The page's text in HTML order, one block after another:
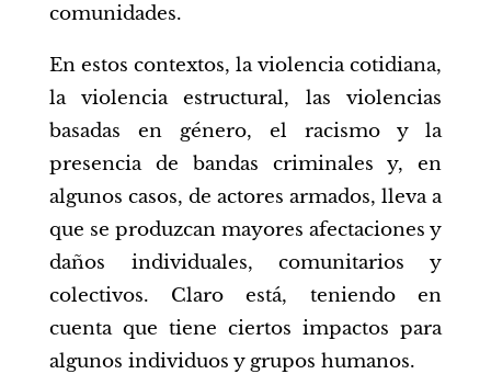
comunidades.
En estos contextos, la violencia cotidiana,
la violencia estructural, las violencias
basadas en género, el racismo y la
presencia de bandas criminales y, en
algunos casos, de actores armados, lleva a
que se produzcan mayores afectaciones y
daños individuales, comunitarios y
colectivos. Claro está, teniendo en
cuenta que tiene ciertos impactos para
algunos individuos y grupos humanos.